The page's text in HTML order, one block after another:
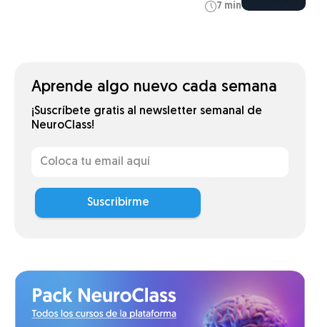
7 min
Aprende algo nuevo cada semana
¡Suscríbete gratis al newsletter semanal de
NeuroClass!
Suscribirme